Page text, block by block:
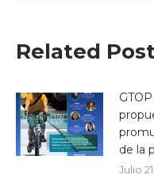
Related
de la
Julio